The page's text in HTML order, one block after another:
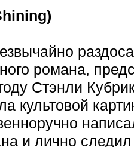
романа,
Стэнли
культовой
и лично